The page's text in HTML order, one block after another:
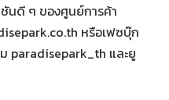
นดี ๆ ของศูนย์การค้า
หรือเฟซบุ๊ก
paradisepark_th และยู